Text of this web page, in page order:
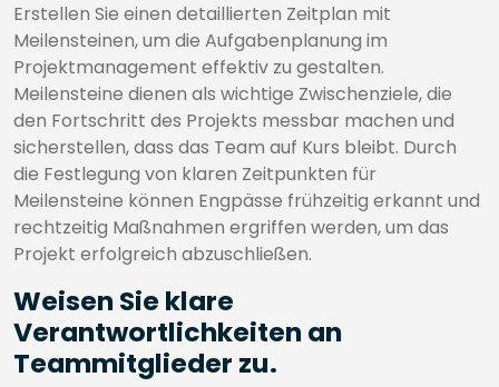
Erstellen Sie einen detaillierten Zeitplan mit
Meilensteinen, um die Aufgabenplanung im
Projektmanagement effektiv zu gestalten.
Meilensteine dienen als wichtige Zwischenziele, die
den Fortschritt des Projekts messbar machen und
sicherstellen, dass das Team auf Kurs bleibt. Durch
die Festlegung von klaren Zeitpunkten für
Meilensteine können Engpässe frühzeitig erkannt und
rechtzeitig Maßnahmen ergriffen werden, um das
Projekt erfolgreich abzuschließen.
Weisen Sie klare
Verantwortlichkeiten an
Teammitglieder zu.